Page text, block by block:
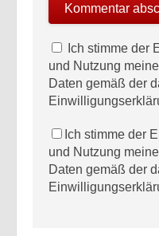
Ich stimme der
und Nutzung
Daten gemäß der
Ich stimme der
und Nutzung
Daten gemäß der